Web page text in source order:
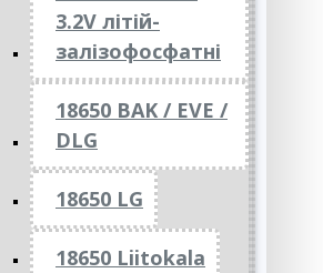
3.2V літій-
залізофосфатні
18650 BAK / EVE /
DLG
18650 LG
18650 Liitokala